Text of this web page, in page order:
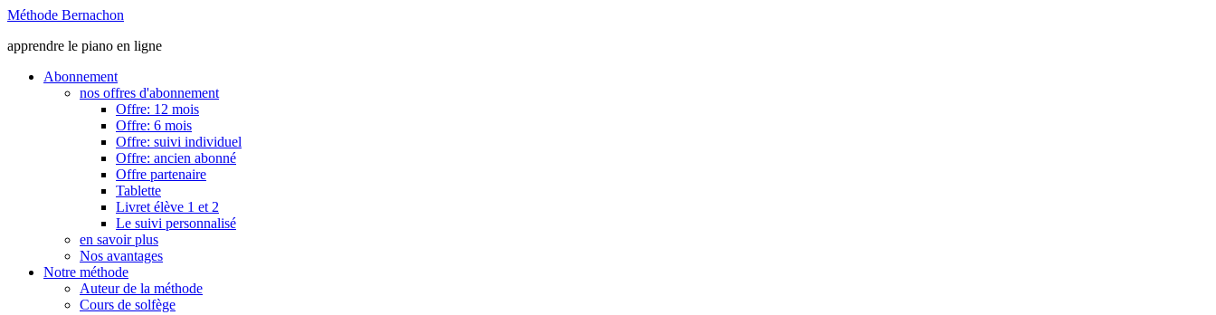
Méthode Bernachon
apprendre le piano en ligne
Abonnement
nos offres d'abonnement
Offre: 12 mois
Offre: 6 mois
Offre: suivi individuel
Offre: ancien abonné
Offre partenaire
Tablette
Livret élève 1 et 2
Le suivi personnalisé
en savoir plus
Nos avantages
Notre méthode
Auteur de la méthode
Cours de solfège